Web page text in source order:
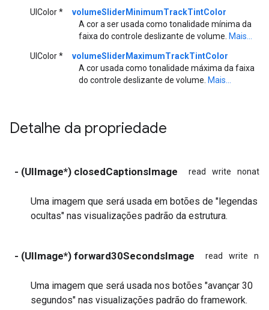
UIColor *
volumeSliderMinimumTrackTintColor
A cor a ser usada como tonalidade mínima da
faixa do controle deslizante de volume. Mais...
UIColor *
volumeSliderMaximumTrackTintColor
A cor usada como tonalidade máxima da faixa
do controle deslizante de volume. Mais...
Detalhe da propriedade
- (UIImage*) closedCaptionsImage read write
Uma imagem que será usada em botões de "legendas
ocultas" nas visualizações padrão da estrutura.
- (UIImage*) forward30SecondsImage read write
Uma imagem que será usada nos botões "avançar 30
segundos" nas visualizações padrão do framework.